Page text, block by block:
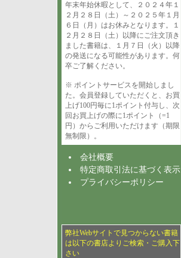
年末年始休暇として、２０２４年１
２月２８日（土）～２０２５年１月
６日（月）はお休みとなります。１
２月２８日（土）以降にご注文頂き
ました書籍は、１月７日（火）以降
の発送になる可能性があります。何
卒ご了解ください。
※ ポイントサービスを開始しまし
た。会員登録していただくと、お買
上げ100円毎に1ポイント付与し、次
回お買上げの際に1ポイント（=1
円）からご利用いただけます（期限
無制限）。
会社概要
特定商取引法に基づく表示
プライバシーポリシー
弊社Webサイトで見つからない書籍
は以下の書店よりご検索・ご購入下
さい